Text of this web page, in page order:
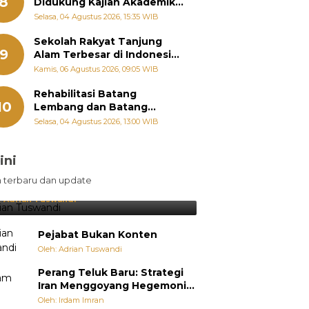
Zigo Rolanda: Agar Mudah
Kementerian
Selasa, 04 Agustus 2026, 15:35 WIB
9
Sekolah Rakyat Tanjung
Alam Terbesar di Indonesia,
Groundbreaking September
Kamis, 06 Agustus 2026, 09:05 WIB
Rehabilitasi Batang
Lembang dan Batang
Gawan Segera Dimulai, Zigo
Selasa, 04 Agustus 2026, 13:00 WIB
terbaru dan update
Lebih Diunggulkan, tetapi
Selalu Punya Cara Membuat
Adrian Tuswandi
Pejabat Bukan Konten
Oleh: Adrian Tuswandi
Perang Teluk Baru: Strategi
Iran Menggoyang Hegemoni
AS dari Dalam
Oleh: Irdam Imran